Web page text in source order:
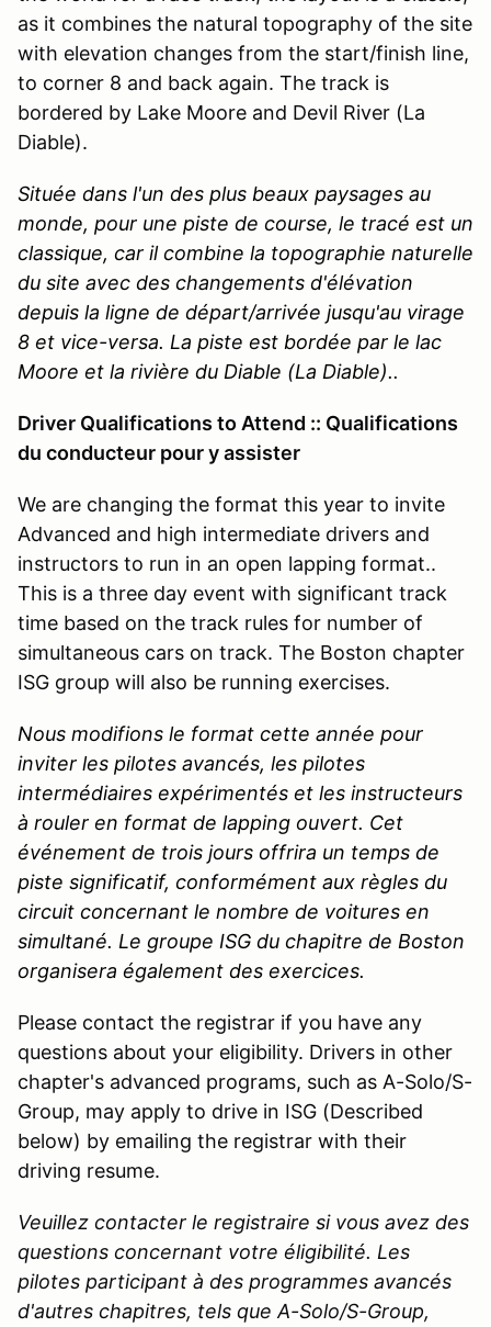
as it combines the natural topography of the site
with elevation changes from the start/finish line,
to corner 8 and back again. The track is
bordered by Lake Moore and Devil River (La
Diable).
Située dans l'un des plus beaux paysages au
monde, pour une piste de course, le tracé est un
classique, car il combine la topographie naturelle
du site avec des changements d'élévation
depuis la ligne de départ/arrivée jusqu'au virage
8 et vice-versa. La piste est bordée par le lac
Moore et la rivière du Diable (La Diable)..
Driver Qualifications to Attend :: Qualifications
du conducteur pour y assister
We are changing the format this year to invite
Advanced and high intermediate drivers and
instructors to run in an open lapping format..
This is a three day event with significant track
time based on the track rules for number of
simultaneous cars on track. The Boston chapter
ISG group will also be running exercises.
Nous modifions le format cette année pour
inviter les pilotes avancés, les pilotes
intermédiaires expérimentés et les instructeurs
à rouler en format de lapping ouvert. Cet
événement de trois jours offrira un temps de
piste significatif, conformément aux règles du
circuit concernant le nombre de voitures en
simultané. Le groupe ISG du chapitre de Boston
organisera également des exercices.
Please contact the registrar if you have any
questions about your eligibility. Drivers in other
chapter's advanced programs, such as A-Solo/S-
Group, may apply to drive in ISG (Described
below) by emailing the registrar with their
driving resume.
Veuillez contacter le registraire si vous avez des
questions concernant votre éligibilité. Les
pilotes participant à des programmes avancés
d'autres chapitres, tels que A-Solo/S-Group,